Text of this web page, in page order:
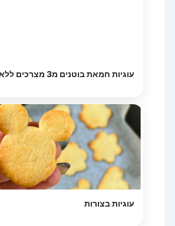
עוגיות חמאת בוטנים מ3 מצרכים ללא קמח
עוגיות בצורות